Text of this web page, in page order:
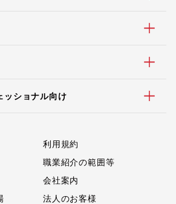
ッショナル向け
利用規約
職業紹介の範囲等
会社案内
法人のお客様